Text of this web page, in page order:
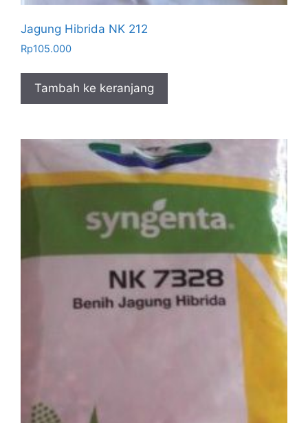
Jagung Hibrida NK 212
Rp105.000
Tambah ke keranjang